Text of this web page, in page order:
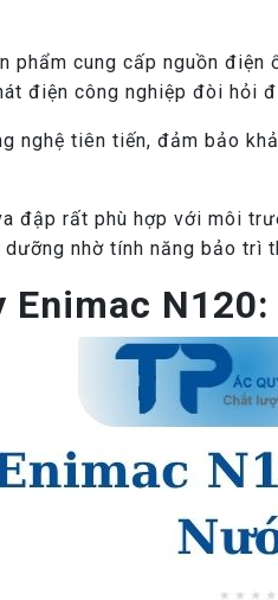
phẩm cung cấp nguồn
điện công nghiệp đòi hỏi
nghệ tiên tiến, đảm bảo
đập rất phù hợp với môi
nhờ tính năng bảo trì
N120: